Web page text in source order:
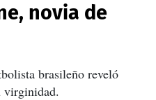
novia de
brasileño reveló
virginidad.